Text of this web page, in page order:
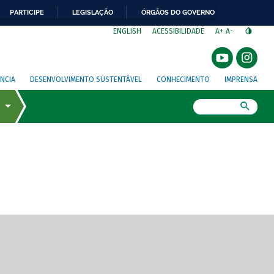
PARTICIPE LEGISLAÇÃO ÓRGÃOS DO GOVERNO
ENGLISH ACESSIBILIDADE A+ A-
DESENVOLVIMENTO SUSTENTÁVEL CONHECIMENTO IMPRENSA
de tela